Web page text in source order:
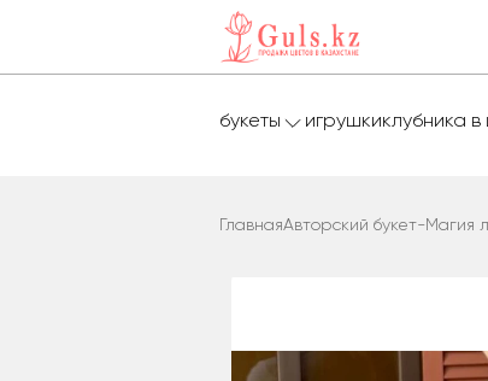
букеты игрушкиклубника
ГлавнаяАвторский букет-Магия